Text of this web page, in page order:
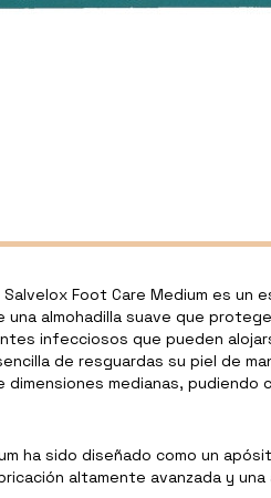
Foot Care Medium es un
una almohadilla suave que
infecciosos que pueden
de resguardas su piel de
medianas,
ha sido diseñado como un
altamente avanzada y